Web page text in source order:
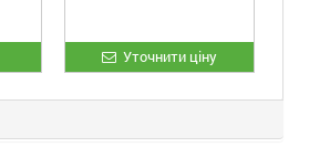
Уточнити ціну